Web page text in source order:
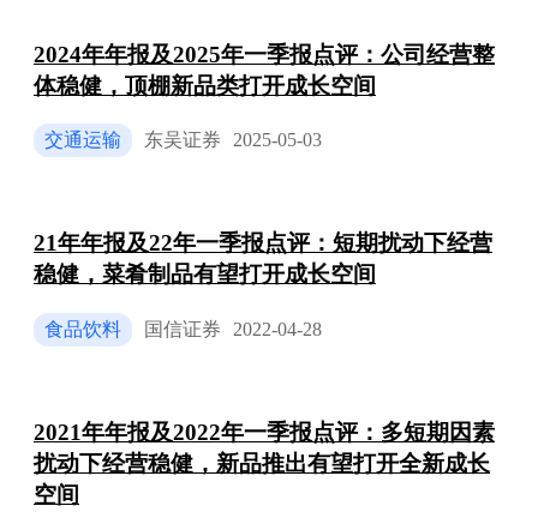
2024年年报及2025年一季报点评：公司经营整
体稳健，顶棚新品类打开成长空间
交通运输 东吴证券 2025-05-03
21年年报及22年一季报点评：短期扰动下经营
稳健，菜肴制品有望打开成长空间
食品饮料 国信证券 2022-04-28
2021年年报及2022年一季报点评：多短期因素
扰动下经营稳健，新品推出有望打开全新成长
空间